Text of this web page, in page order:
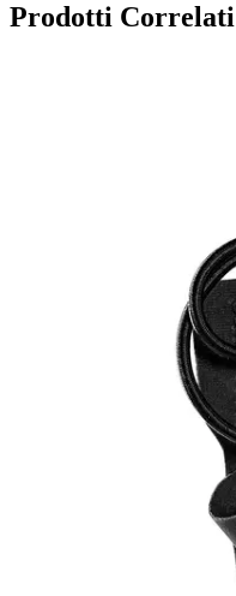
Prodotti Correlati